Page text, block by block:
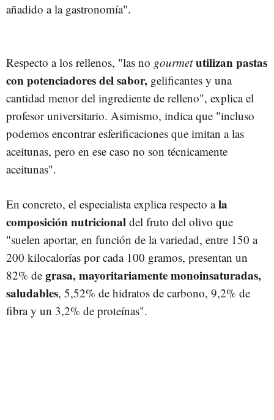
añadido a la gastronomía".
Respecto a los rellenos, "las no gourmet utilizan pastas
con potenciadores del sabor, gelificantes y una
cantidad menor del ingrediente de relleno", explica el
profesor universitario. Asimismo, indica que "incluso
podemos encontrar esferificaciones que imitan a las
aceitunas, pero en ese caso no son técnicamente
aceitunas".
En concreto, el especialista explica respecto ala
composición nutricional del fruto del olivo que
"suelen aportar, en función de la variedad, entre 150 a
200 kilocalorías por cada 100 gramos, presentan un
82% de grasa, mayoritariamente monoinsaturadas,
saludables, 5,52% de hidratos de carbono, 9,2% de
fibra y un 3,2% de proteínas".